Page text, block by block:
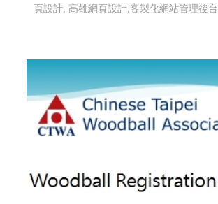
頁設計, 高雄網頁設計,客製化網站管理後台